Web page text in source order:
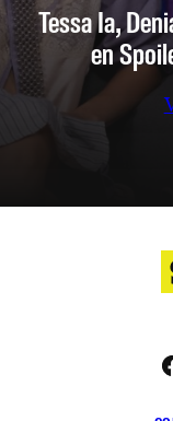
Tessa Ia,
en